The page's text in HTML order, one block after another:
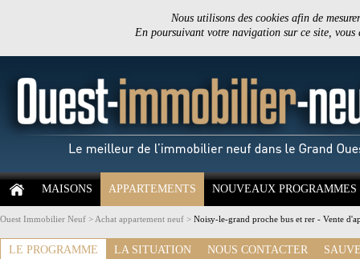
Nous utilisons des cookies afin de
En poursuivant votre navigation sur ce site,
MAISONS APPARTEMENTS NOUVEAUX PROGRAMMES
Ouest Immobilier Neuf > Achat appartement neuf > Noisy-le-grand proche bus et rer - Vente
LE PROGRAMME LA SITUATION NOUS CONTACTER